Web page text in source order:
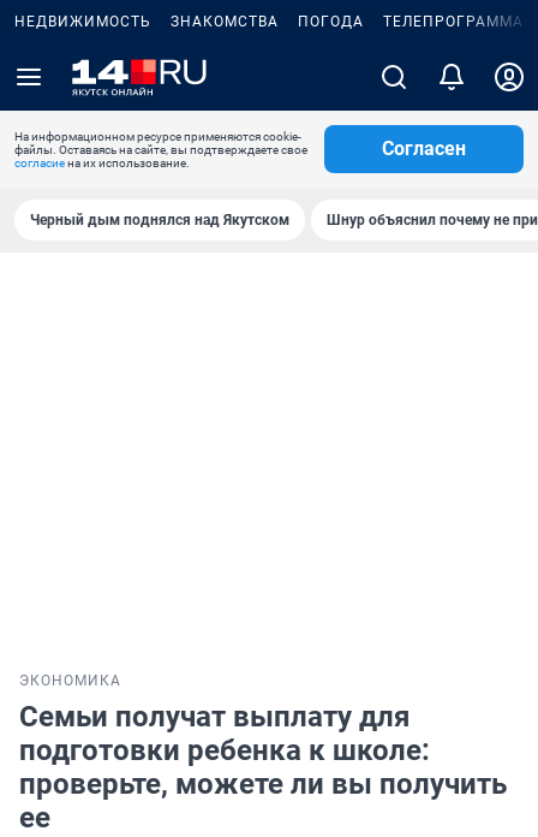
НЕДВИЖИМОСТЬ ЗНАКОМСТВА ПОГОДА ТЕЛЕПРОГРАММА
На информационном ресурсе применяются cookie-
файлы. Оставаясь на сайте, вы подтверждаете свое
согласиена их использование.
Согласен
Черный дым поднялся над Якутском Шнур объяснил почему не
ЭКОНОМИКА
Семьи получат выплату для
подготовки ребенка к школе:
проверьте, можете ли вы получить
ее